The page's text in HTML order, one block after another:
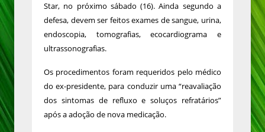
Star, no próximo sábado (16). Ainda segundo a
defesa, devem ser feitos exames de sangue, urina,
endoscopia, tomografias, ecocardiograma e
ultrassonografias.
Os procedimentos foram requeridos pelo médico
do ex-presidente, para conduzir uma “reavaliação
dos sintomas de refluxo e soluços refratários”
após a adoção de nova medicação.